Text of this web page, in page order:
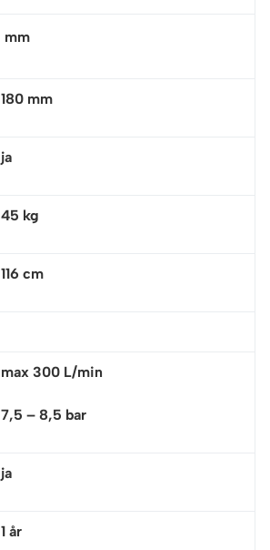
mm
180 mm
ja
45 kg
116 cm
max 300 L/min
7,5 – 8,5 bar
ja
1 år